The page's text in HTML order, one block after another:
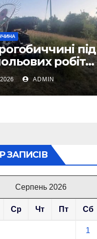
під
робіт
тракторист
ADMIN
ЗАПИСІВ
Серпень 2026
Ср Чт Пт Сб
1